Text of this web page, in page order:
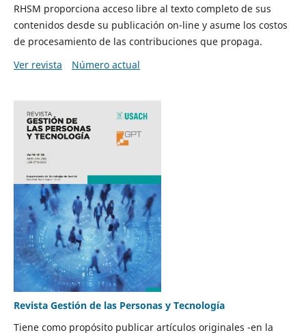
RHSM proporciona acceso libre al texto completo de sus
contenidos desde su publicación on-line y asume los costos
de procesamiento de las contribuciones que propaga.
Ver revista
Número actual
Revista Gestión de las Personas y Tecnología
Tiene como propósito publicar artículos originales -en la